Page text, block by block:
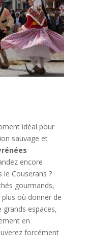
idéal pour
sauvage et
encore
le Couserans ?
gourmands,
où donner de
espaces,
en
forcément